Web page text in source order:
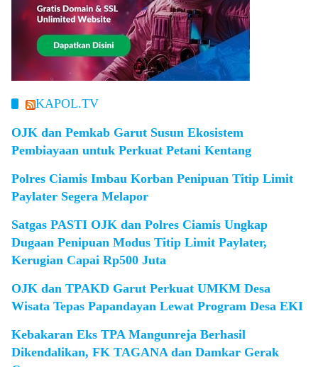
KAPOL.TV
OJK dan Pemkab Garut Susun Ekosistem
Pembiayaan untuk Perkuat Petani Kentang
Polres Ciamis Imbau Korban Penipuan Titip Limit
Paylater Segera Melapor
Satgas PASTI OJK dan Polres Ciamis Ungkap
Dugaan Penipuan Modus Titip Limit Paylater,
Kerugian Capai Rp500 Juta
OJK dan TPAKD Garut Perkuat UMKM Desa
Wisata Tepas Papandayan Lewat Program Desa EKI
Kebakaran Eks TPA Mangunreja Berhasil
Dikendalikan, FK TAGANA dan Damkar Gerak